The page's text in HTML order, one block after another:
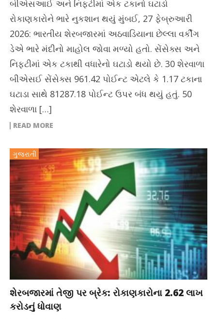
બીએસઆઈ અને નિફ્ટીમાં એક ટકાનો ઘટાડો
રોકાણકારોને ભારે નુકશાન થયું મુંબઈ, 27 ફેબ્રુઆરી
2026: ભારતીય શેરબજારમાં અઠવાડિયાના છેલ્લા વર્કીંગ
ડેએ ભારે મંદીનો માહોલ જોવા મળ્યો હતો. સેંસેક્સ અને
નિફ્ટીમાં એક ટકાથી વધારેનો ઘટાડો થયો છે. 30 શેરવાળા
બીએસઈ સેંસેક્સ 961.42 પોઈન્ટ એટલે કે 1.17 ટકાના
ઘટાડા સાથે 81287.18 પોઈન્ટ ઉપર બંધ થયું હતું. 50
શેરવાળા […]
READ MORE
ગુજરાતી
શેરબજારમાં તેજી પર બ્રેક: રોકાણકારોના 2.62 લાખ
કરોડનું ધોવાણ